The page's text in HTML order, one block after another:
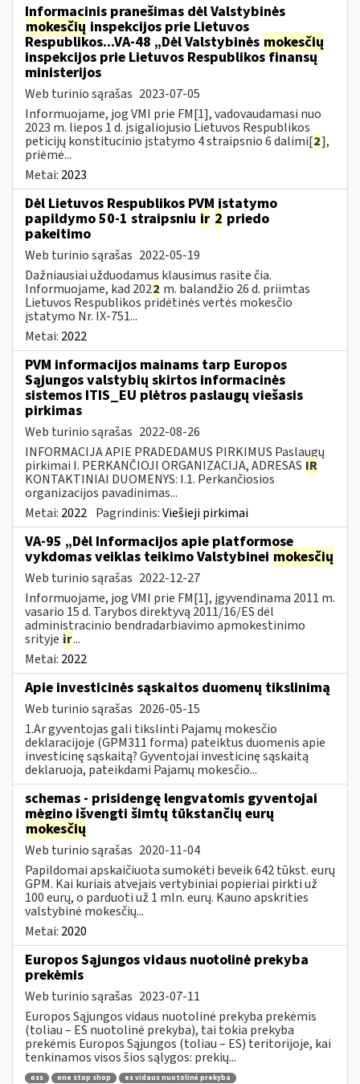
Informacinis pranešimas dėl Valstybinės
mokesčių inspekcijos prie Lietuvos
Respublikos...VA-48 „Dėl Valstybinės mokesčių
inspekcijos prie Lietuvos Respublikos finansų
ministerijos
Web turinio sąrašas 2023-07-05
Informuojame, jog VMI prie FM[1], vadovaudamasi nuo
2023 m. liepos 1 d. įsigaliojusio Lietuvos Respublikos
peticijų konstitucinio įstatymo 4 straipsnio 6 dalimi[2],
priėmė...
Metai: 2023
Dėl Lietuvos Respublikos PVM įstatymo
papildymo 50-1 straipsniu ir 2 priedo
pakeitimo
Web turinio sąrašas 2022-05-19
Dažniausiai užduodamus klausimus rasite čia.
Informuojame, kad 2022 m. balandžio 26 d. priimtas
Lietuvos Respublikos pridėtinės vertės mokesčio
įstatymo Nr. IX-751...
Metai: 2022
PVM informacijos mainams tarp Europos
Sąjungos valstybių skirtos informacinės
sistemos ITIS_EU plėtros paslaugų viešasis
pirkimas
Web turinio sąrašas 2022-08-26
INFORMACIJA APIE PRADEDAMUS PIRKIMUS Paslaugų
pirkimai I. PERKANČIOJI ORGANIZACIJA, ADRESAS IR
KONTAKTINIAI DUOMENYS: I.1. Perkančiosios
organizacijos pavadinimas...
Metai: 2022 Pagrindinis:Viešieji pirkimai
VA-95 „Dėl Informacijos apie platformose
vykdomas veiklas teikimo Valstybinei mokesčių
Web turinio sąrašas 2022-12-27
Informuojame, jog VMI prie FM[1], įgyvendinama 2011 m.
vasario 15 d. Tarybos direktyvą 2011/16/ES dėl
administracinio bendradarbiavimo apmokestinimo
srityje ir...
Metai: 2022
Apie investicinės sąskaitos duomenų tikslinimą
Web turinio sąrašas 2026-05-15
1.Ar gyventojas gali tikslinti Pajamų mokesčio
deklaracijoje (GPM311 forma) pateiktus duomenis apie
investicinę sąskaitą? Gyventojai investicinę sąskaitą
deklaruoja, pateikdami Pajamų mokesčio...
schemas - prisidengę lengvatomis gyventojai
mėgino išvengti šimtų tūkstančių eurų
mokesčių
Web turinio sąrašas 2020-11-04
Papildomai apskaičiuota sumokėti beveik 642 tūkst. eurų
GPM. Kai kuriais atvejais vertybiniai popieriai pirkti už
100 eurų, o parduoti už 1 mln. eurų. Kauno apskrities
valstybinė mokesčių...
Metai: 2020
Europos Sąjungos vidaus nuotolinė prekyba
prekėmis
Web turinio sąrašas 2023-07-11
Europos Sąjungos vidaus nuotolinė prekyba prekėmis
(toliau – ES nuotolinė prekyba), tai tokia prekyba
prekėmis Europos Sąjungos (toliau – ES) teritorijoje, kai
tenkinamos visos šios sąlygos: prekių...
oss one stop shop es vidaus nuotolinė prekyba